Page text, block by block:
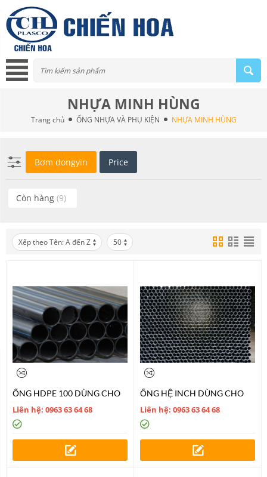
NHỰA MINH HÙNG
Trang chủ ỐNG NHỰA VÀ PHỤ KIỆN NHỰA MINH HÙNG
Bơm dongyin Price
Còn hàng (9)
Xếp theo Tên: A đến Z 50
ỐNG HDPE 100 DÙNG CHO
Liên hệ: 0963 63 64 68
ỐNG HỆ INCH DÙNG CHO
Liên hệ: 0963 63 64 68